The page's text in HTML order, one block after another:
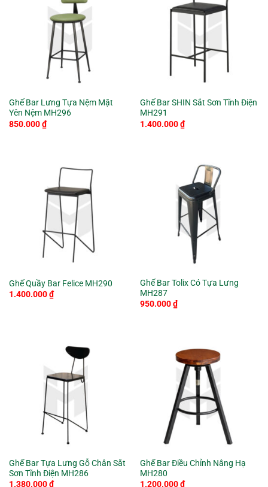
Ghế Bar Lưng Tựa Nệm Mặt
Yên Nệm MH296
850.000₫
Ghế Bar SHIN Sắt Sơn Tĩnh Điện
MH291
1.400.000₫
Ghế Quầy Bar Felice MH290
1.400.000₫
Ghế Bar Tolix Có Tựa Lưng
MH287
950.000₫
Ghế Bar Tựa Lưng Gỗ Chân Sắt
Sơn Tĩnh Điện MH286
1.380.000₫
Ghế Bar Điều Chỉnh Nâng Hạ
MH280
1.200.000₫